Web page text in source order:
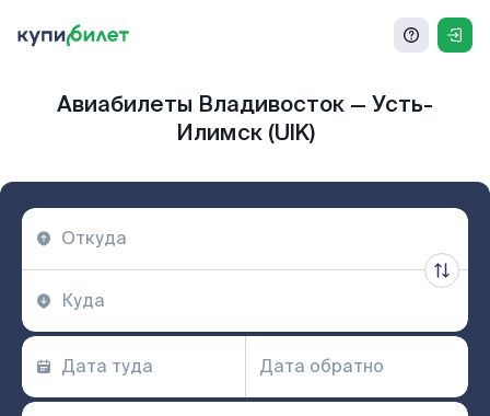
Авиабилеты Владивосток — Усть-
Илимск (UIK)